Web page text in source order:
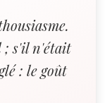
; s'il n'était
: le goût